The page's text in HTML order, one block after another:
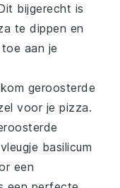
bijgerecht is
te dippen en
aan je
geroosterde
voor jepizza.
basilicum
een